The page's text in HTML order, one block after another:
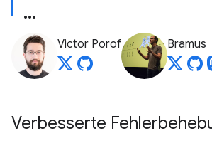
Victor Porof Bramus
Verbesserte